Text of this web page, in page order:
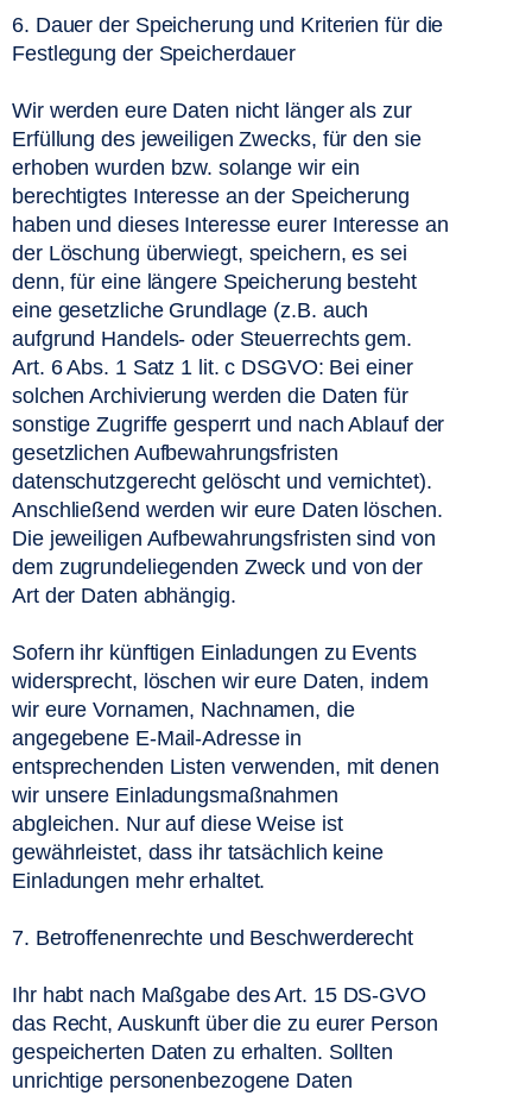
6. Dauer der Speicherung und Kriterien für die
Festlegung der Speicherdauer
Wir werden eure Daten nicht länger als zur
Erfüllung des jeweiligen Zwecks, für den sie
erhoben wurden bzw. solange wir ein
berechtigtes Interesse an der Speicherung
haben und dieses Interesse eurer Interesse an
der Löschung überwiegt, speichern, es sei
denn, für eine längere Speicherung besteht
eine gesetzliche Grundlage (z.B. auch
aufgrund Handels- oder Steuerrechts gem.
Art. 6 Abs. 1 Satz 1 lit. c DSGVO: Bei einer
solchen Archivierung werden die Daten für
sonstige Zugriffe gesperrt und nach Ablauf der
gesetzlichen Aufbewahrungsfristen
datenschutzgerecht gelöscht und vernichtet).
Anschließend werden wir eure Daten löschen.
Die jeweiligen Aufbewahrungsfristen sind von
dem zugrundeliegenden Zweck und von der
Art der Daten abhängig.
Sofern ihr künftigen Einladungen zu Events
widersprecht, löschen wir eure Daten, indem
wir eure Vornamen, Nachnamen, die
angegebene E-Mail-Adresse in
entsprechenden Listen verwenden, mit denen
wir unsere Einladungsmaßnahmen
abgleichen. Nur auf diese Weise ist
gewährleistet, dass ihr tatsächlich keine
Einladungen mehr erhaltet.
7. Betroffenenrechte und Beschwerderecht
Ihr habt nach Maßgabe des Art. 15 DS-GVO
das Recht, Auskunft über die zu eurer Person
gespeicherten Daten zu erhalten. Sollten
unrichtige personenbezogene Daten